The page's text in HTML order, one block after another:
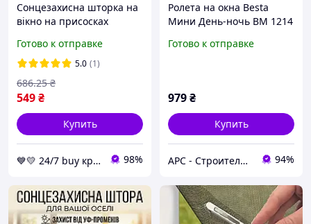
Сонцезахисна шторка на
вікно на присосках
Чорний, ролети на вікна
без свердління
Готово к отправке
5.0 (1)
549₴
686.25 ₴
Купить
💙💛 24/7 buy круглосуточный магазин с топовыми товарами 👌％🚚 ⤵ 98%
Ролета на окна Besta
Мини День-ночь ВМ 1214
Готово к отправке
979₴
Купить
АРС - Строительный интернет-гипермаркет 94%